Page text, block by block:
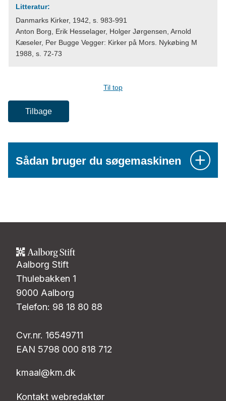
Litteratur:
Danmarks Kirker, 1942, s. 983-991
Anton Borg, Erik Hesselager, Holger Jørgensen, Arnold
Kæseler, Per Bugge Vegger: Kirker på Mors. Nykøbing M
1988, s. 72-73
Til top
Tilbage
Sådan bruger du søgemaskinen
Aalborg Stift
Thulebakken 1
9000 Aalborg
Telefon: 98 18 80 88
Cvr.nr. 16549711
EAN 5798 000 818 712
kmaal@km.dk
Kontakt webredaktør